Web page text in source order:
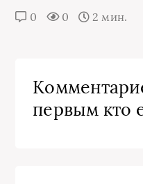
0 0 2 мин.
первым кто